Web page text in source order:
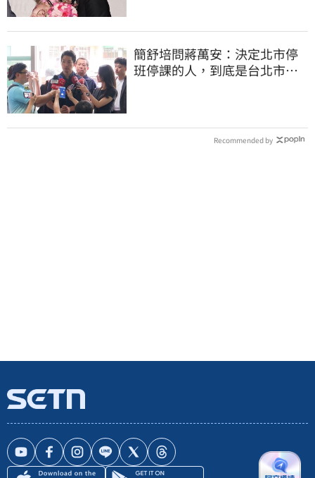
簡舒培問蔣萬安：決定北市停
班停課的人，到底是台北市
Recommended by